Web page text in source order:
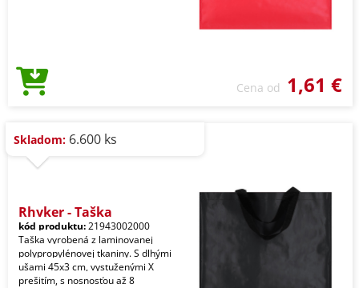
Cena od 1,61 €
Skladom: 6.600 ks
Rhyker - Taška
kód produktu:21943002000
Taška vyrobená z laminovanej
polypropylénovej tkaniny. S dlhými
ušami 45x3 cm, vystuženými X
prešitím, s nosnosťou až 8